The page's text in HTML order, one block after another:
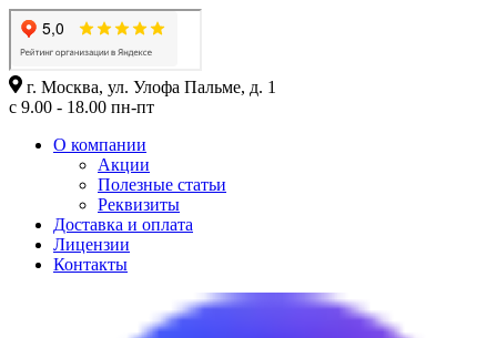
г. Москва, ул. Улофа Пальме, д. 1
с 9.00 - 18.00 пн-пт
О компании
Акции
Полезные статьи
Реквизиты
Доставка и оплата
Лицензии
Контакты